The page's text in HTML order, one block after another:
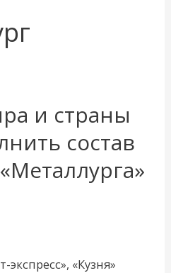
и страны
состав
«Кузня»